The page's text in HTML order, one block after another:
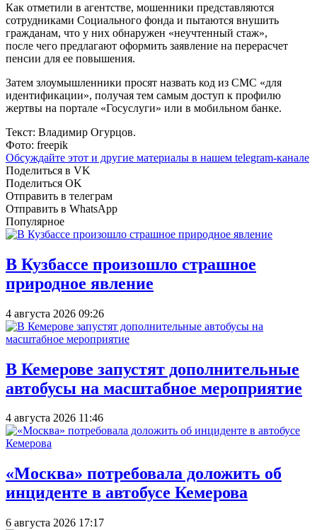
Как отметили в агентстве, мошенники представляются
сотрудниками Социального фонда и пытаются внушить
гражданам, что у них обнаружен «неучтенный стаж»,
после чего предлагают оформить заявление на перерасчет
пенсии для ее повышения.
Затем злоумышленники просят назвать код из СМС «для
идентификации», получая тем самым доступ к профилю
жертвы на портале «Госуслуги» или в мобильном банке.
Текст: Владимир Огурцов.
Фото: freepik
Обсуждайте этот и другие материалы в нашем telegram-канале
Поделиться в VK
Поделиться OK
Отправить в телеграм
Отправить в WhatsApp
Популярное
В Кузбассе произошло страшное
природное явление
4 августа 2026 09:26
В Кемерове запустят дополнительные
автобусы на масштабное мероприятие
4 августа 2026 11:46
«Москва» потребовала доложить об
инциденте в автобусе Кемерова
6 августа 2026 17:17